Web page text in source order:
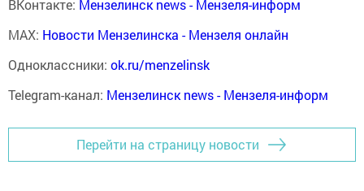
ВКонтакте: Мензелинск news - Мензеля-информ
MAX: Новости Мензелинска - Мензеля онлайн
Одноклассники: ok.ru/menzelinsk
Telegram-канал: Мензелинск news - Мензеля-информ
Перейти на страницу новости